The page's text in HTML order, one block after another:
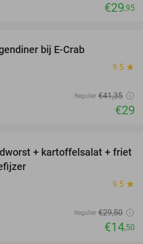
€29,95
bij E-Crab
9.5 star
Regulier €41,35
€29
51%
+ kartoffelsalat + friet
9.5 star
Regulier €29,50
€14,50